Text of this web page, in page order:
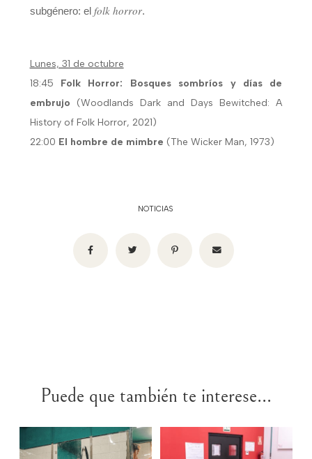
subgénero: el folk horror.
Lunes, 31 de octubre
18:45 Folk Horror: Bosques sombríos y días de
embrujo (Woodlands Dark and Days Bewitched: A
History of Folk Horror, 2021)
22:00 El hombre de mimbre (The Wicker Man, 1973)
NOTICIAS
Puede que también te interese...